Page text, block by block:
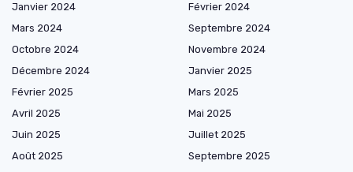
Janvier 2024
Février 2024
Mars 2024
Septembre 2024
Octobre 2024
Novembre 2024
Décembre 2024
Janvier 2025
Février 2025
Mars 2025
Avril 2025
Mai 2025
Juin 2025
Juillet 2025
Août 2025
Septembre 2025